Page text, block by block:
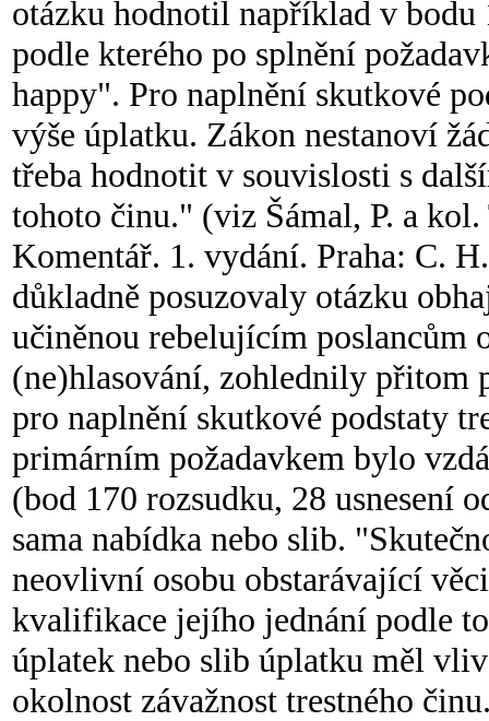
otázku hodnotil například v bodu
podle kterého po splnění
happy". Pro naplnění skutkové
výše úplatku. Zákon nestanoví
třeba hodnotit v souvislosti s
tohoto činu." (viz Šámal, P. a
Komentář. 1. vydání. Praha: C.
důkladně posuzovaly otázku
učiněnou rebelujícím poslancům
(ne)hlasování, zohlednily přitom
pro naplnění skutkové podstaty
primárním požadavkem bylo
(bod 170 rozsudku, 28 usnesení
sama nabídka nebo slib.
neovlivní osobu obstarávající
kvalifikace jejího jednání podle
úplatek nebo slib úplatku měl
okolnost závažnost trestného